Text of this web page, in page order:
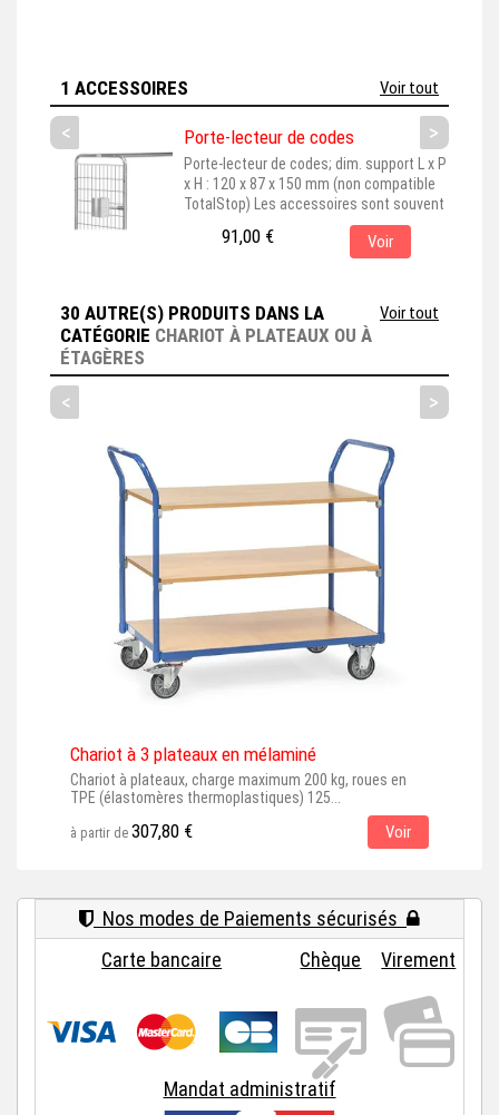
1 ACCESSOIRES Voir tout
< >
Porte-lecteur de codes
Porte-lecteur de codes; dim. support L x P
x H : 120 x 87 x 150 mm (non compatible
TotalStop) Les accessoires sont souvent
représentés montés sur leur produit de
base, pour une meilleure visualisation. En
choisissant cet accessoire, assurez-vous
que vous avez sélectionné. Cet
accessoire est couramment...
91,00 € Voir
30 AUTRE(S) PRODUITS DANS LA
CATÉGORIE CHARIOT À PLATEAUX OU À
ÉTAGÈRES
Voir tout
< >
Chariot à 3 plateaux en mélaminé
Chariot à plateaux, charge maximum 200 kg, roues en
TPE (élastomères thermoplastiques) 125...
à partir de 307,80 € Voir
Nos modes de Paiements sécurisés
Carte bancaire
Chèque Virement
Mandat administratif